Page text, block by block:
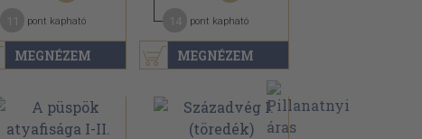
MEGNÉZEM
pont kapható
MEGNÉZEM
pont kapható